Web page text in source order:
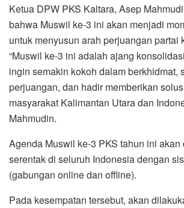
Ketua DPW PKS Kaltara, Asep
bahwa Muswil ke-3 ini akan menjadi
untuk menyusun arah perjuangan partai
“Muswil ke-3 ini adalah ajang
ingin semakin kokoh dalam berkhidmat,
perjuangan, dan hadir memberikan
masyarakat Kalimantan Utara dan
Mahmudin.
Agenda Muswil ke-3 PKS tahun ini
serentak di seluruh Indonesia dengan
(gabungan online dan offline).
Pada kesempatan tersebut, akan